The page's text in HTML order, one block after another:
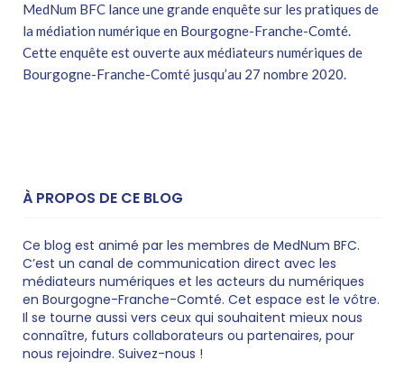
MedNum BFC lance une grande enquête sur les pratiques de
la médiation numérique en Bourgogne-Franche-Comté.
Cette enquête est ouverte aux médiateurs numériques de
Bourgogne-Franche-Comté jusqu’au 27 nombre 2020.
À PROPOS DE CE BLOG
Ce blog est animé par les membres de MedNum BFC.
C’est un canal de communication direct avec les
médiateurs numériques et les acteurs du numériques
en Bourgogne-Franche-Comté. Cet espace est le vôtre.
Il se tourne aussi vers ceux qui souhaitent mieux nous
connaître, futurs collaborateurs ou partenaires, pour
nous rejoindre. Suivez-nous !